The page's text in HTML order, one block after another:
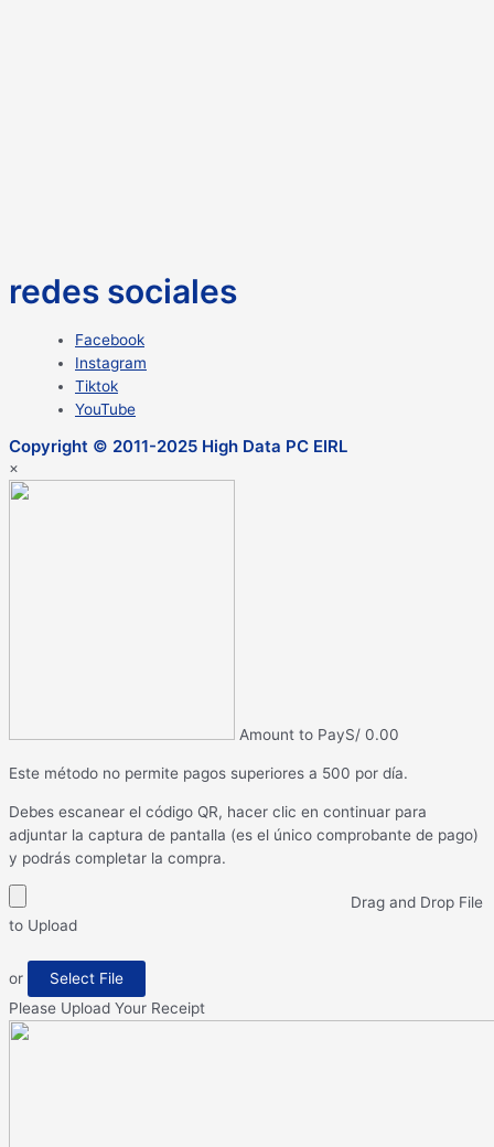
redes sociales
Facebook
Instagram
Tiktok
YouTube
Copyright © 2011-2025 High Data PC EIRL
×
Amount to PayS/ 0.00
Este método no permite pagos superiores a 500 por día.
Debes escanear el código QR, hacer clic en continuar para
adjuntar la captura de pantalla (es el único comprobante de pago)
y podrás completar la compra.
Drag and Drop File
to Upload
or
Select File
Please Upload Your Receipt